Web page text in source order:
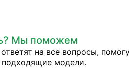
Мы поможем
на все вопросы,
подходящие модели.